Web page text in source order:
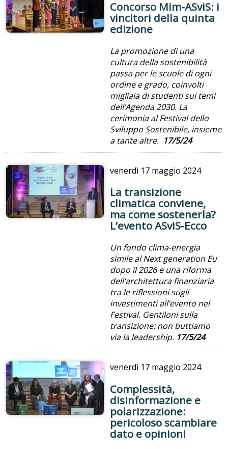
Concorso Mim-ASviS: i
vincitori della quinta
edizione
La promozione di una
cultura della sostenibilità
passa per le scuole di ogni
ordine e grado, coinvolti
migliaia di studenti sui temi
dell’Agenda 2030. La
cerimonia al Festival dello
Sviluppo Sostenibile, insieme
a tante altre. 17/5/24
venerdì 17 maggio 2024
La transizione
climatica conviene,
ma come sostenerla?
L’evento ASviS-Ecco
Un fondo clima-energia
simile al Next generation Eu
dopo il 2026 e una riforma
dell’architettura finanziaria
tra le riflessioni sugli
investimenti all’evento nel
Festival. Gentiloni sulla
transizione: non buttiamo
via la leadership. 17/5/24
venerdì 17 maggio 2024
Complessità,
disinformazione e
polarizzazione:
pericoloso scambiare
dato e opinioni